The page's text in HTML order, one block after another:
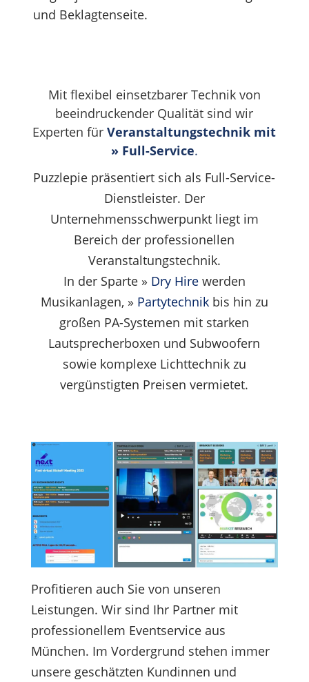
und Beklagtenseite.
Mit flexibel einsetzbarer Technik von
beeindruckender Qualität sind wir
Experten fürVeranstaltungstechnik mit
» Full-Service.
Puzzlepie präsentiert sich als Full-Service-
Dienstleister. Der
Unternehmensschwerpunkt liegt im
Bereich der professionellen
Veranstaltungstechnik.
In der Sparte » Dry Hirewerden
Musikanlagen, » Partytechnikbis hin zu
großen PA-Systemen mit starken
Lautsprecherboxen und Subwoofern
sowie komplexe Lichttechnik zu
vergünstigten Preisen vermietet.
Profitieren auch Sie von unseren
Leistungen. Wir sind Ihr Partner mit
professionellem Eventservice aus
München. Im Vordergrund stehen immer
unsere geschätzten Kundinnen und